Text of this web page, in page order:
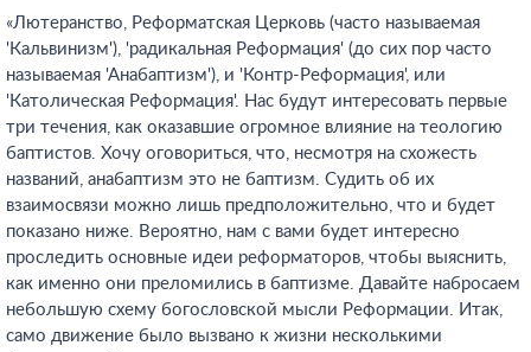
«Лютеранство, Реформатская Церковь (часто называемая
'Кальвинизм'), 'радикальная Реформация' (до сих пор часто
называемая 'Анабаптизм'), и 'Контр-Реформация', или
'Католическая Реформация'. Нас будут интересовать первые
три течения, как оказавшие огромное влияние на теологию
баптистов. Хочу оговориться, что, несмотря на схожесть
названий, анабаптизм это не баптизм. Судить об их
взаимосвязи можно лишь предположительно, что и будет
показано ниже. Вероятно, нам с вами будет интересно
проследить основные идеи реформаторов, чтобы выяснить,
как именно они преломились в баптизме. Давайте набросаем
небольшую схему богословской мысли Реформации. Итак,
само движение было вызвано к жизни несколькими